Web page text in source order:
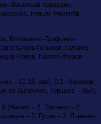
Васильев-Каравдин,
Репьях-Ячменёв,
Волошенко-Трифонов-
Горшков, Галанов-
Попов, Карпов-Жмаев-
– 12:18, рав), 0:2 - Коробов
(Безруков, Горшков – бол).
(Жмаев – 2, Пасенко – 2,
– 2, Гусев – 2, Ячменёв